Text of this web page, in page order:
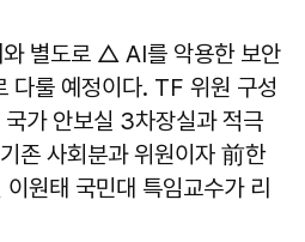
별도로 △ AI를 악용한 보안
다룰 예정이다. TF 위원 구성
가 안보실 3차장실과 적극
존 사회분과 위원이자 前한
원태 국민대 특임교수가 리